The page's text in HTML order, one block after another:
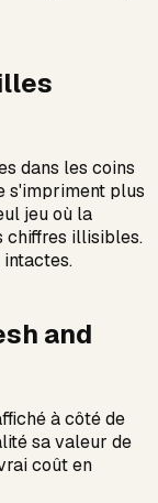
dans les coins
s'impriment plus
jeu où la
chiffres illisibles.
and
à côté de
sa valeur de
coût en